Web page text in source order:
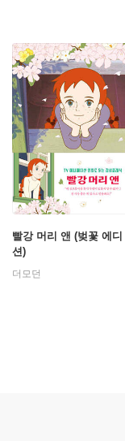
빨강 머리 앤 (벚꽃 에디
션)
더모던